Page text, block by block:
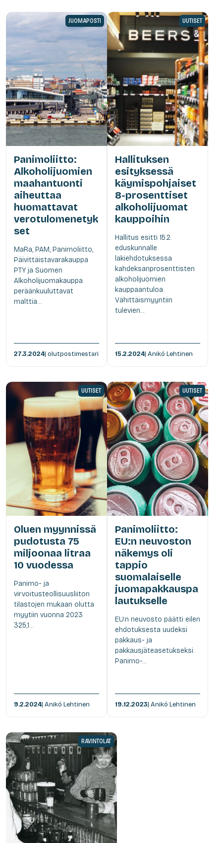
JUOMAPOSTI
Panimoliitto:
Alkoholijuomien
maahantuonti
aiheuttaa
huomattavat
verotulomenetyk
set
MaRa, PAM, Panimoliitto,
Päivittäistavarakauppa
PTY ja Suomen
Alkoholijuomakauppa
peräänkuuluttavat
malttia...
27.3.2024| olutpostimestari
UUTISET
Hallituksen
esityksessä
käymispohjaiset
8-prosenttiset
alkoholijuomat
kauppoihin
Hallitus esitti 15.2.
eduskunnalle
lakiehdotuksessa
kahdeksanprosenttisten
alkoholijuomien
kauppaantuloa.
Vähittäismyyntiin
tulevien...
15.2.2024| Anikó Lehtinen
UUTISET
Oluen myynnissä
pudotusta 75
miljoonaa litraa
10 vuodessa
Panimo- ja
virvoitusteollisuusliiton
tilastojen mukaan olutta
myytiin vuonna 2023
325,1...
9.2.2024| Anikó Lehtinen
UUTISET
Panimoliitto:
EU:n neuvoston
näkemys oli
tappio
suomalaiselle
juomapakkauspa
lautukselle
EU:n neuvosto päätti eilen
ehdotuksesta uudeksi
pakkaus- ja
pakkausjäteasetukseksi.
Panimo-...
19.12.2023| Anikó Lehtinen
RAVINTOLAT